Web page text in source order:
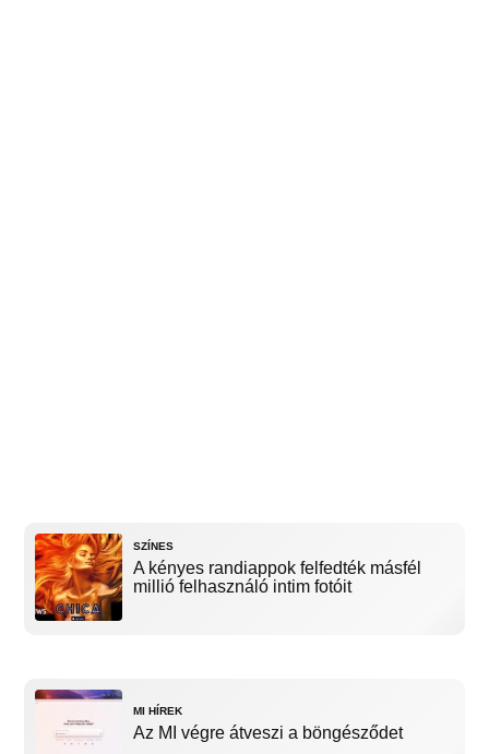
SZÍNES
A kényes randiappok felfedték másfél
millió felhasználó intim fotóit
MI HÍREK
Az MI végre átveszi a böngésződet